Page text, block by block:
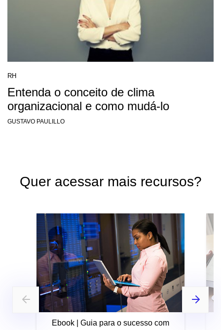
RH
Entenda o conceito de clima
organizacional e como mudá-lo
GUSTAVO PAULILLO
Quer acessar mais recursos?
Ebook | Guia para o sucesso com